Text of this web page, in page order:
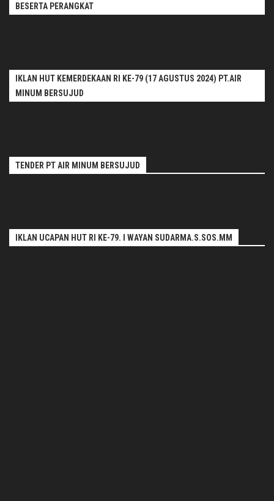
BESERTA PERANGKAT
IKLAN HUT KEMERDEKAAN RI KE-79 (17 AGUSTUS 2024) PT.AIR
MINUM BERSUJUD
TENDER PT AIR MINUM BERSUJUD
IKLAN UCAPAN HUT RI KE-79. I WAYAN SUDARMA.S.SOS.MM